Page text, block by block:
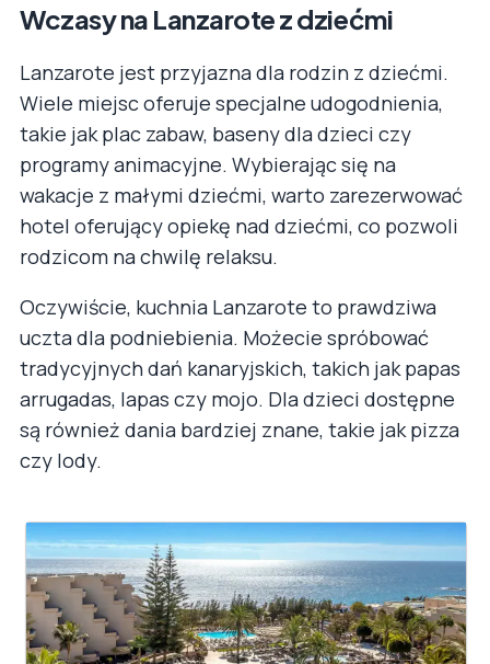
Wczasy na Lanzarote z dziećmi
Lanzarote jest przyjazna dla rodzin z dziećmi.
Wiele miejsc oferuje specjalne udogodnienia,
takie jak plac zabaw, baseny dla dzieci czy
programy animacyjne. Wybierając się na
wakacje z małymi dziećmi, warto zarezerwować
hotel oferujący opiekę nad dziećmi, co pozwoli
rodzicom na chwilę relaksu.
Oczywiście, kuchnia Lanzarote to prawdziwa
uczta dla podniebienia. Możecie spróbować
tradycyjnych dań kanaryjskich, takich jak papas
arrugadas, lapas czy mojo. Dla dzieci dostępne
są również dania bardziej znane, takie jak pizza
czy lody.